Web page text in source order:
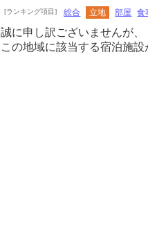
[ランキング項目] 総合 立地 部屋 食
誠に申し訳ございませんが、
この地域に該当する宿泊施